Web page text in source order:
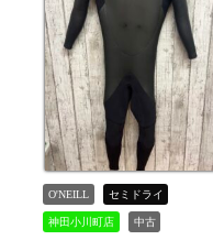
O'NEILL セミドライ
神田小川町店 中古